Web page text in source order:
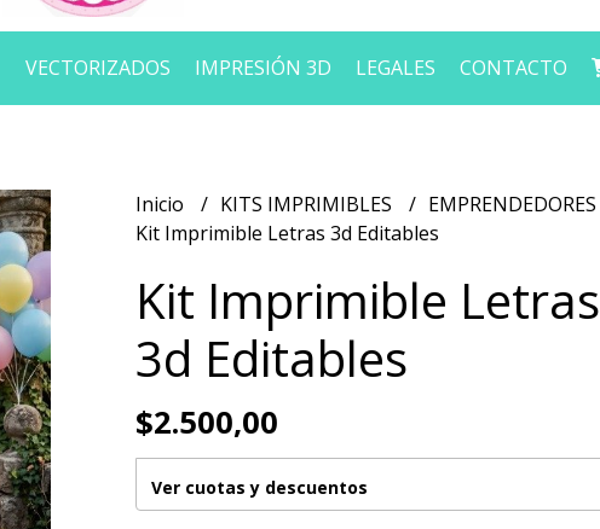
VECTORIZADOS IMPRESIÓN 3D LEGALES CONTACTO
Inicio KITS IMPRIMIBLES
EMPRENDEDORES
Kit Imprimible Letras 3d Editables
Kit Imprimible Letras
3d Editables
$2.500,00
Ver cuotas y descuentos